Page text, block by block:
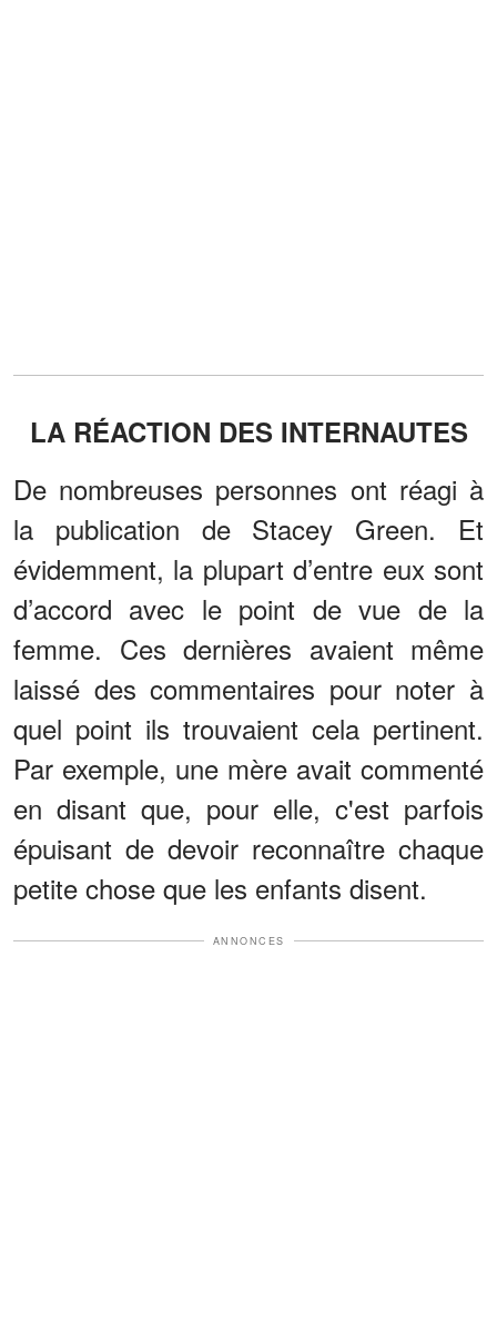
LA RÉACTION DES INTERNAUTES
De nombreuses personnes ont réagi à
la publication de Stacey Green. Et
évidemment, la plupart d’entre eux sont
d’accord avec le point de vue de la
femme. Ces dernières avaient même
laissé des commentaires pour noter à
quel point ils trouvaient cela pertinent.
Par exemple, une mère avait commenté
en disant que, pour elle, c'est parfois
épuisant de devoir reconnaître chaque
petite chose que les enfants disent.
ANNONCES